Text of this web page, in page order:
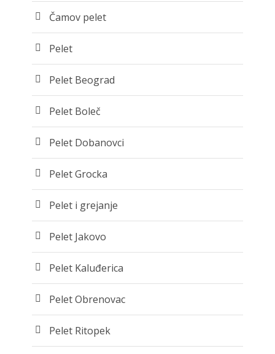
Čamov pelet
Pelet
Pelet Beograd
Pelet Boleč
Pelet Dobanovci
Pelet Grocka
Pelet i grejanje
Pelet Jakovo
Pelet Kaluđerica
Pelet Obrenovac
Pelet Ritopek